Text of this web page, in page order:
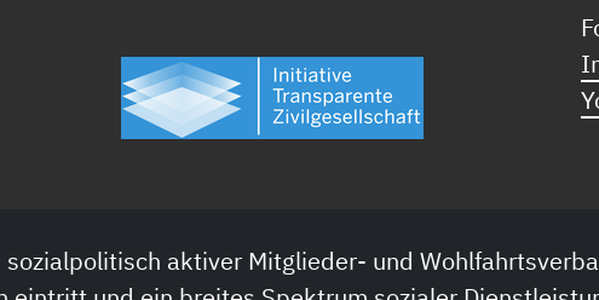
sozialpolitisch aktiver Mitglieder- und